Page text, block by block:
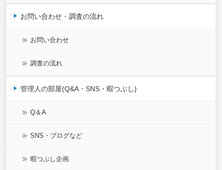
お問い合わせ・調査の流れ
お問い合わせ
調査の流れ
管理人の部屋(Q&A・SNS・暇つぶし)
Q＆A
SNS・ブログなど
暇つぶし企画